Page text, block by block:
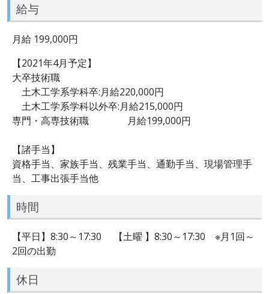
給与
月給 199,000円
【2021年4月予定】
大卒技術職
土木工学系学科卒:月給220,000円
土木工学系学科以外卒:月給215,000円
専門・高専技術職 月給199,000円
【諸手当】
資格手当、家族手当、残業手当、通勤手当、現場管理手
当、工事出張手当他
時間
【平日】8:30～17:30 【土曜 】8:30～17:30 ※月1回～
2回の出勤
休日